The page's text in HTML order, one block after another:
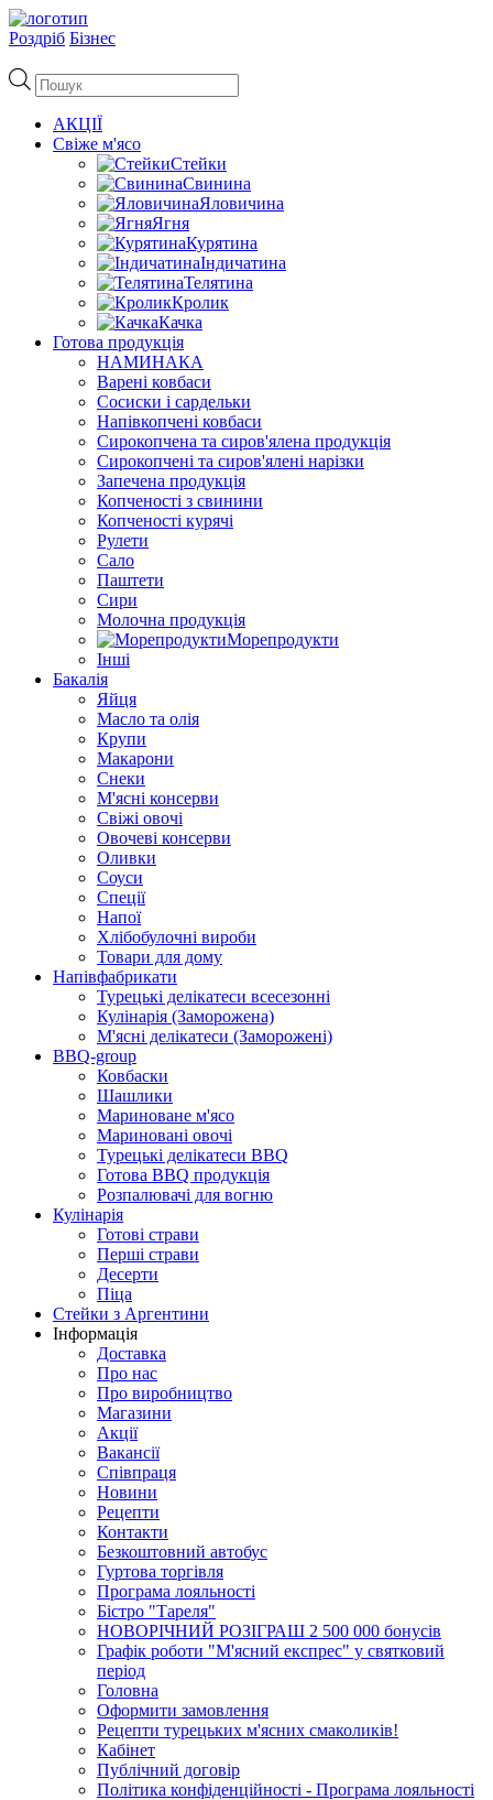
Роздріб Бізнес
Пошук
товарів
АКЦІЇ
Свіже м'ясо
Стейки
Свинина
Яловичина
Ягня
Курятина
Індичатина
Телятина
Кролик
Качка
Готова продукція
НАМИНАКА
Варені ковбаси
Сосиски і сардельки
Напівкопчені ковбаси
Сирокопчена та сиров'ялена продукція
Сирокопчені та сиров'ялені нарізки
Запечена продукція
Копченості з свинини
Копченості курячі
Рулети
Сало
Паштети
Сири
Молочна продукція
Морепродукти
Інші
Бакалія
Яйця
Масло та олія
Крупи
Макарони
Снеки
М'ясні консерви
Свіжі овочі
Овочеві консерви
Оливки
Соуси
Спеції
Напої
Хлібобулочні вироби
Товари для дому
Напівфабрикати
Турецькі делікатеси всесезонні
Кулінарія (Заморожена)
М'ясні делікатеси (Заморожені)
BBQ-group
Ковбаски
Шашлики
Мариноване м'ясо
Мариновані овочі
Турецькі делікатеси BBQ
Готова BBQ продукція
Розпалювачі для вогню
Кулінарія
Готові страви
Перші страви
Десерти
Піца
Стейки з Аргентини
Інформація
Доставка
Про нас
Про виробництво
Магазини
Акції
Вакансії
Співпраця
Новини
Рецепти
Контакти
Безкоштовний автобус
Гуртова торгівля
Програма лояльності
Бістро "Тареля"
НОВОРІЧНИЙ РОЗІГРАШ 2 500 000 бонусів
Графік роботи "М'ясний експрес" у святковий
період
Головна
Оформити замовлення
Рецепти турецьких м'ясних смаколиків!
Кабінет
Публічний договір
Політика конфіденційності - Програма лояльності